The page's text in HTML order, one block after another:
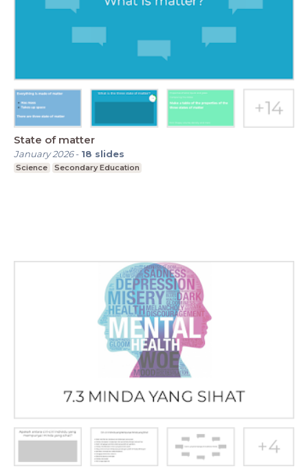
State of matter
January 2026- 18 slides
Science Secondary Education